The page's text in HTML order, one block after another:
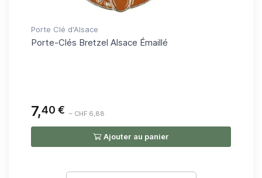
Porte Clé d'Alsace
Porte-Clés Bretzel Alsace Émaillé
7,40 € ~ CHF 6,88
Ajouter au panier